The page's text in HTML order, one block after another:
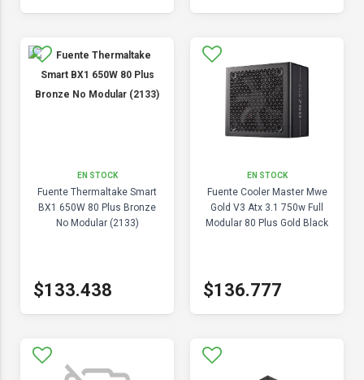
EN STOCK
Fuente Thermaltake Smart
BX1 650W 80 Plus Bronze
No Modular (2133)
$133.438
EN STOCK
Fuente Cooler Master Mwe
Gold V3 Atx 3.1 750w Full
Modular 80 Plus Gold Black
$136.777